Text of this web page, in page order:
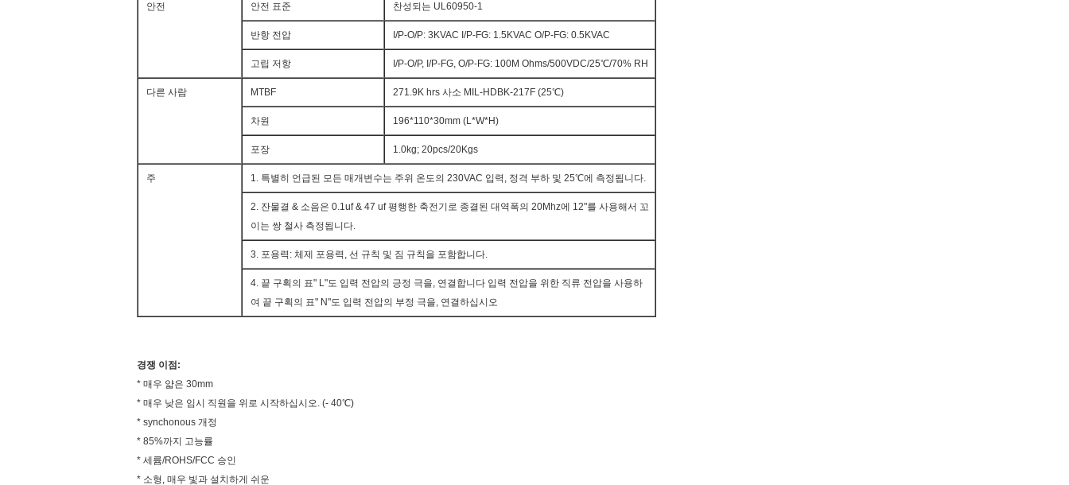
안전 안전 표준 찬성되는 UL60950-1
반항 전압 I/P-O/P: 3KVAC I/P-FG: 1.5KVAC O/P-FG: 0.5KVAC
고립 저항 I/P-O/P, I/P-FG, O/P-FG: 100M Ohms/500VDC/25℃/70% RH
다른 사람 MTBF 271.9K hrs 사소 MIL-HDBK-217F (25℃)
차원 196*110*30mm (L*W*H)
포장 1.0kg; 20pcs/20Kgs
주 1. 특별히 언급된 모든 매개변수는 주위 온도의 230VAC 입력, 정격 부하 및 25℃에 측정됩니다.
2. 잔물결 & 소음은 0.1uf & 47 uf 평행한 축전기로 종결된 대역폭의 20Mhz에 12"를 사용해서 꼬
이는 쌍 철사 측정됩니다.
3. 포용력: 체제 포용력, 선 규칙 및 짐 규칙을 포함합니다.
4. 끝 구획의 표" L"도 입력 전압의 긍정 극을, 연결합니다 입력 전압을 위한 직류 전압을 사용하
여 끝 구획의 표" N"도 입력 전압의 부정 극을, 연결하십시오
경쟁 이점:
* 매우 얇은 30mm
* 매우 낮은 임시 직원을 위로 시작하십시오. (- 40℃)
* synchonous 개정
* 85%까지 고능률
* 세륨/ROHS/FCC 승인
* 소형, 매우 빛과 설치하게 쉬운